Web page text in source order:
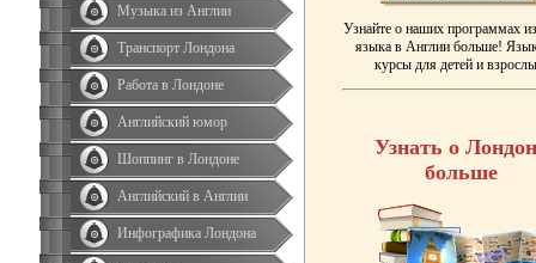
Музыка из Англии
Транспорт Лондона
Работа в Лондоне
Английский юмор
Шоппинг в Лондоне
Английский в Англии
Инфографика Лондона
Узнайте о наших программах
языка в Англии больше!
курсы для детей и
Узнать о
больше